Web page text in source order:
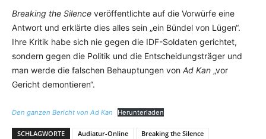
Breaking the Silence veröffentlichte auf die Vorwürfe eine
Antwort und erklärte dies alles sein „ein Bündel von Lügen“.
Ihre Kritik habe sich nie gegen die IDF-Soldaten gerichtet,
sondern gegen die Politik und die Entscheidungsträger und
man werde die falschen Behauptungen von Ad Kan „vor
Gericht demontieren“.
Den ganzen Bericht von Ad Kan Herunterladen
SCHLAGWORTE Audiatur-Online
Breaking the Silence